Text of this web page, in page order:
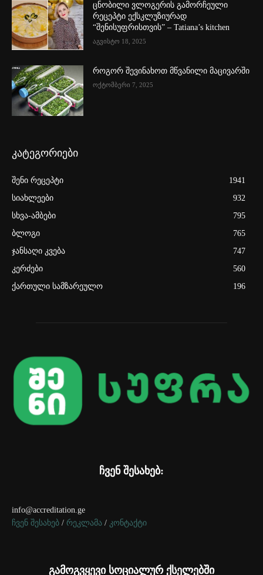
ცნობილი ვლოგერის გამორჩეული
რეცეპტი ექსკლუზიურად
“შენისუფრისთვის” – Tatiana’s kitchen
აგვისტო 18, 2025
როგორ შევინახოთ მწვანილი მაცივარში
ოქტომბერი 7, 2025
კატეგორიები
შენი რეცეპტი
1941
სიახლეები
932
სხვა-ამბები
795
ბლოგი
765
ჯანსაღი კვება
747
კერძები
560
ქართული სამზარეულო
196
ჩვენ შესახებ:
info@accreditation.ge
ჩვენ შესახებ / რეკლამა / კონტაქტი
გამოგვყევი სოციალურ ქსელებში